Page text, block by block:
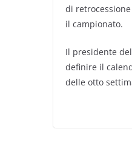
di
il campionato.
Il presidente
definire il
delle otto